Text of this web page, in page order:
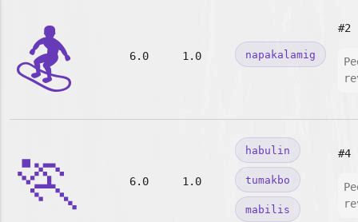
🏂 6.0 1.0 napakalamig
#2
🏃 6.0 1.0
habulin
tumakbo
mabilis
#4